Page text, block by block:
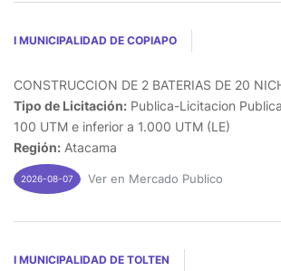
I MUNICIPALIDAD DE COPIAPO
CONSTRUCCION DE 2 BATERIAS DE 20
Tipo de Licitación: Publica-Licitacion
100 UTM e inferior a 1.000 UTM (LE)
Región: Atacama
2026-08-07 Ver en Mercado Publico
I MUNICIPALIDAD DE TOLTEN